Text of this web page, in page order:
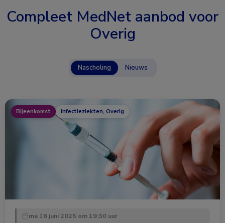
Compleet MedNet aanbod voor
Overig
Nascholing Nieuws
Bijeenkomst Infectieziekten, Overig
ma 16 juni 2025 om 19:30 uur